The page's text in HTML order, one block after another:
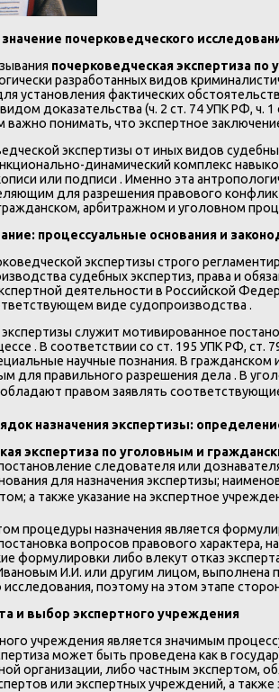
почерковедческого
почерковедческая экспертиза
разработанных видов
установления фактических
доказательства (ч. 2 ст. 74 УПК РФ,
важно понимать, что экспертное
экспертизы от иных видов
динамический комплекс
или подписи . Именно эта
для разрешения правового
арбитражном и уголовном
процессуальные основания и
экспертизы строго
судебных экспертиз, права и
деятельности в Российской
виде судопроизводства .
служит мотивированное
. В соответствии со ст. 195 УПК РФ, ст.
научные познания. В гражданском
для правильного разрешения дела . В
правом заявлять
назначения экспертизы:
экспертиза по уголовным и
следователя или
для назначения экспертизы;
а также указание на экспертное
процедуры назначения является
вопросов правового характера,
формулировки либо влекут отказ
И.И. или другим лицом, выполнена
исследования, поэтому на этом этапе
и выбор экспертного учреждения
учреждения является значимым
может быть проведена как в
организации, либо частным
или экспертных учреждений, а